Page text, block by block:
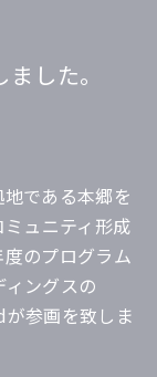
した。
地である本郷を
ュニティ形成
のプログラム
ングスの
参画を致しま